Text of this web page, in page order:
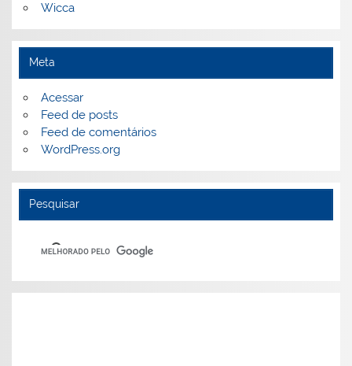
Wicca
Meta
Acessar
Feed de posts
Feed de comentários
WordPress.org
Pesquisar